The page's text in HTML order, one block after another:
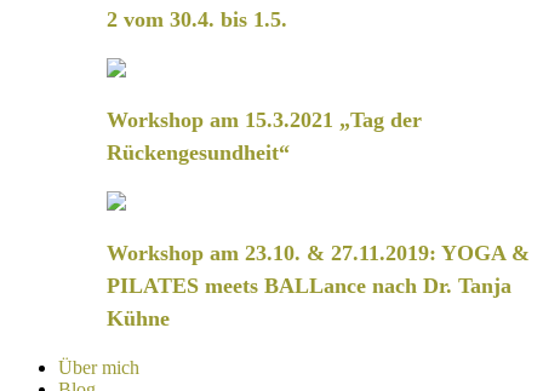
2 vom 30.4. bis 1.5.
Workshop am 15.3.2021 „Tag der
Rückengesundheit“
Workshop am 23.10. & 27.11.2019: YOGA &
PILATES meets BALLance nach Dr. Tanja
Kühne
Über mich